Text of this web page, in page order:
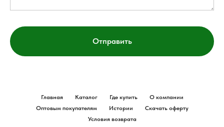
Отправить
Главная Каталог Где купить
О компании
Оптовым покупателям
Истории
Скачать оферту
Условия возврата